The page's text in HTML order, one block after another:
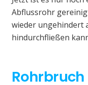
Abflussrohr
wieder ungehindert
hindurchfließen